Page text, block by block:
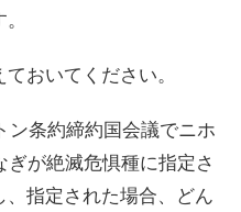
おいてください。
ン条約締約国会議でニホ
が絶滅危惧種に指定さ
指定された場合、どん